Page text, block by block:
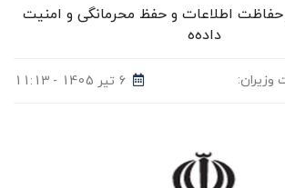
حفاظت اطلاعات و حفظ محرمانگی و امنیت
داده‌ه
6 تیر 1405 - 11:13